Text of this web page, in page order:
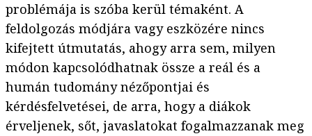
problémája is szóba kerül témaként. A
feldolgozás módjára vagy eszközére nincs
kifejtett útmutatás, ahogy arra sem, milyen
módon kapcsolódhatnak össze a reál és a
humán tudomány nézőpontjai és
kérdésfelvetései, de arra, hogy a diákok
érveljenek, sőt, javaslatokat fogalmazzanak meg